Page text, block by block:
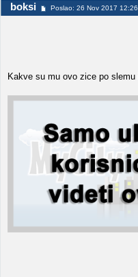
boksi Poslao: 26 Nov 2017 12:26
Kakve su mu ovo zice po